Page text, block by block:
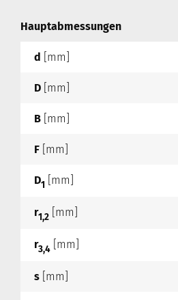
Hauptabmessungen
d [mm]
D [mm]
B [mm]
F [mm]
D1 [mm]
r1,2 [mm]
r3,4 [mm]
s [mm]